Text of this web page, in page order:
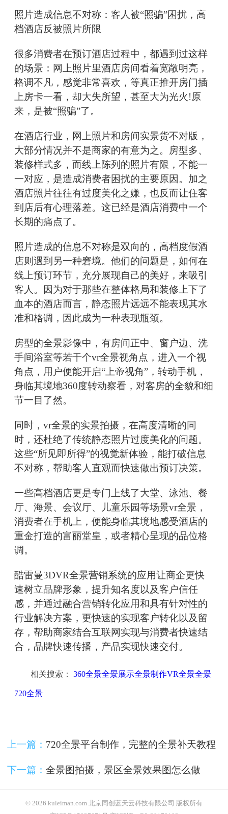
照片造成信息不对称：客人被“照骗”困扰，高
档酒店反被照片所限
很多消费者在预订酒店过程中，都遇到过这样
的场景：网上照片里酒店房间看着宽敞明亮，
格调不凡，感觉非常喜欢，等真正推开房门插
上房卡一看，却大失所望，甚至大为光火!原
来，是被“照骗”了。
在酒店行业，网上照片和房间实景货不对版，
大部分情况并不是商家的有意为之。房型多、
装修样式多，而线上陈列的照片有限，不能一
一对应，是造成消费者困扰的主要原因。加之
酒店照片往往有过度美化之嫌，也反而让住客
到店后有心理落差。这已经是酒店消费中一个
长期的痛点了。
照片造成的信息不对称是双向的，高档度假酒
店则遇到另一种窘境。他们的问题是，如何在
线上预订环节，充分展现自己的美好，来吸引
客人。因为对于那些在整体格局和装修上下了
血本的酒店而言，静态照片远远不能表现其水
准和格调，因此成为一种表现瓶颈。
房型的全景影像中，有房间正中、窗户边、洗
手间浴室等若干个vr全景视角点，进入一个视
角点，用户便能开启“上帝视角”，转动手机，
身临其境地360度转动察看，对客房的全貌和细
节一目了然。
同时，vr全景的实景拍摄，在高度清晰的同
时，还杜绝了传统静态照片过度美化的问题。
这些“所见即所得”的视觉新体验，能打破信息
不对称，帮助客人直观而快速做出预订决策。
一些高档酒店更是专门上线了大堂、泳池、餐
厅、海景、会议厅、儿童乐园等场景vr全景，
消费者在手机上，便能身临其境地感受酒店的
重金打造的富丽堂皇，或者精心呈现的品位格
调。
酷雷曼3DVR全景营销系统的应用让商企更快
速树立品牌形象，提升知名度以及客户信任
感，并通过融合营销转化应用和具有针对性的
行业解决方案，更快速的实现客户转化以及留
存，帮助商家结合互联网实现与消费者快速结
合，品牌快速传播，产品实现快速交付。
相关搜索： 360全景全景展示全景制作VR全景全景
720全景
上一篇： 720全景平台制作，完整的全景补天教程
下一篇： 全景图拍摄，景区全景效果图怎么做
© 2026 kuleiman.com 北京同创蓝天云科技有限公司 版权所有